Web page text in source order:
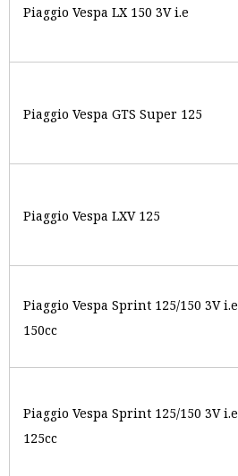
Piaggio Vespa LX 150 3V i.e
Piaggio Vespa GTS Super 125
Piaggio Vespa LXV 125
Piaggio Vespa Sprint 125/150 3V i.e
150cc
Piaggio Vespa Sprint 125/150 3V i.e
125cc